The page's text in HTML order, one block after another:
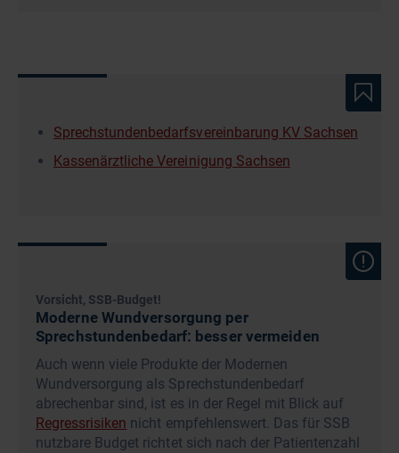
Sprechstundenbedarfsvereinbarung KV Sachsen
Kassenärztliche Vereinigung Sachsen
Vorsicht, SSB-Budget!
Moderne Wundversorgung per
Sprechstundenbedarf: besser vermeiden
Auch wenn viele Produkte der Modernen
Wundversorgung als Sprechstundenbedarf
abrechenbar sind, ist es in der Regel mit Blick auf
Regressrisiken nicht empfehlenswert. Das für SSB
nutzbare Budget richtet sich nach der Patientenzahl